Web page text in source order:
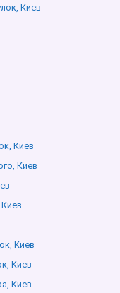
Киев
Киев
Киев
Киев
Киев
Киев